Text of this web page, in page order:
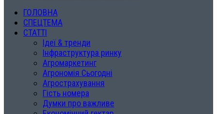
ГОЛОВНА
СПЕЦТЕМА
СТАТТІ
Ідеї & тренди
Інфраструктура ринку
Агромаркетинг
Агрономія Сьогодні
Агрострахування
Гість номера
Думки про важливе